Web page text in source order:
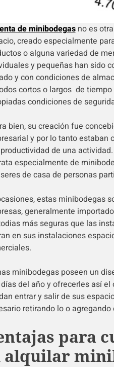
de minibodegasno es
creado especialmente
o alguna variedad de
y pequeñas han sido
y con condiciones de
cortos o largos de
condiciones de
bien, su creación fue
y por lo tanto estaban
de una
especialmente de
de casa de personas
estas minibodegas
generalmente
más seguras que las
en sus instalaciones
minibodegas poseen un
del año y ofrecerles así
entrar y salir de sus
retirando lo o
para
alquilar